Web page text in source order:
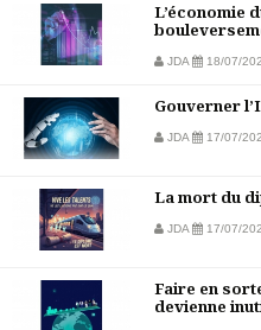
L’économie
JDA 18/07/
Gouverner
JDA 17/07/
La mort du
JDA 17/07/
Faire en
devienne